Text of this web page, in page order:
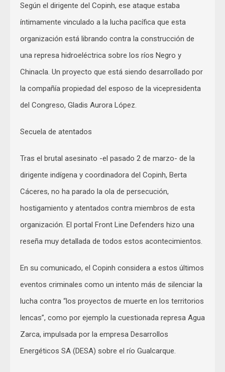
Según el dirigente del Copinh, ese ataque estaba
íntimamente vinculado a la lucha pacífica que esta
organización está librando contra la construcción de
una represa hidroeléctrica sobre los ríos Negro y
Chinacla. Un proyecto que está siendo desarrollado por
la compañía propiedad del esposo de la vicepresidenta
del Congreso, Gladis Aurora López.
Secuela de atentados
Tras el brutal asesinato -el pasado 2 de marzo- de la
dirigente indígena y coordinadora del Copinh, Berta
Cáceres, no ha parado la ola de persecución,
hostigamiento y atentados contra miembros de esta
organización. El portal Front Line Defenders hizo una
reseña muy detallada de todos estos acontecimientos.
En su comunicado, el Copinh considera a estos últimos
eventos criminales como un intento más de silenciar la
lucha contra “los proyectos de muerte en los territorios
lencas”, como por ejemplo la cuestionada represa Agua
Zarca, impulsada por la empresa Desarrollos
Energéticos SA (DESA) sobre el río Gualcarque.